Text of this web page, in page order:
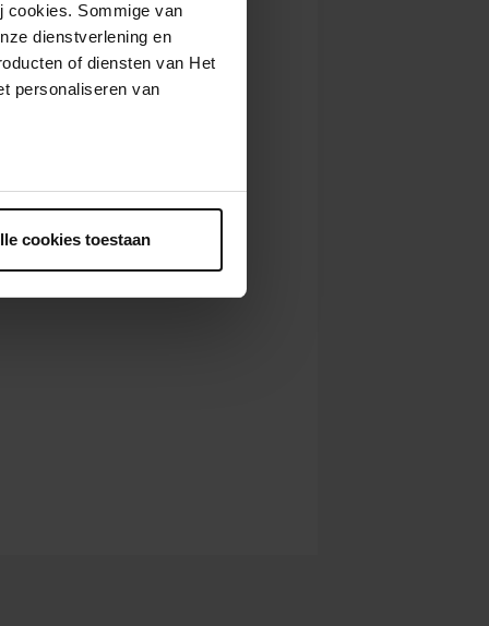
cookies. Sommige van
dienstverlening en
of diensten van Het
personaliseren van
cookies toestaan